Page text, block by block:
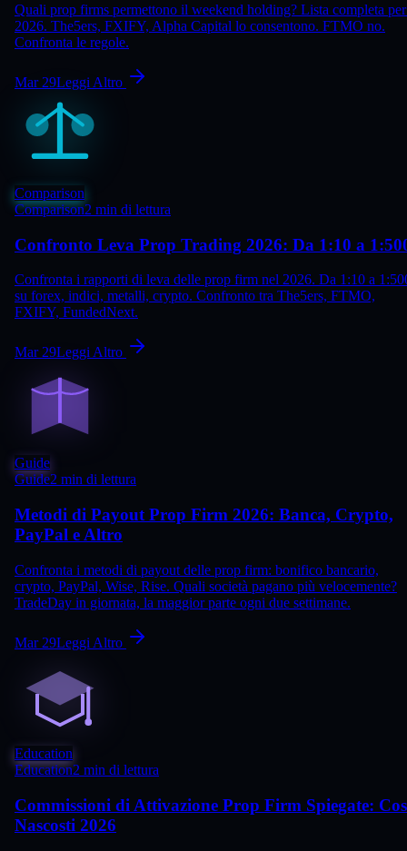
Quali prop firms permettono il weekend holding? Lista completa
2026. The5ers, FXIFY, Alpha Capital lo consentono. FTMO no.
Confronta le regole.
Mar 29Leggi Altro
Comparison
Comparison2 min di lettura
Confronto Leva Prop Trading 2026: Da 1:10 a
Confronta i rapporti di leva delle prop firm nel 2026. Da 1:10 a
su forex, indici, metalli, crypto. Confronto tra The5ers, FTMO,
FXIFY, FundedNext.
Mar 29Leggi Altro
Guide
Guide2 min di lettura
Metodi di Payout Prop Firm 2026: Banca, Crypto,
PayPal e Altro
Confronta i metodi di payout delle prop firm: bonifico bancario,
crypto, PayPal, Wise, Rise. Quali società pagano più velocemente?
TradeDay in giornata, la maggior parte ogni due settimane.
Mar 29Leggi Altro
Education
Education2 min di lettura
Commissioni di Attivazione Prop Firm Spiegate:
Nascosti 2026